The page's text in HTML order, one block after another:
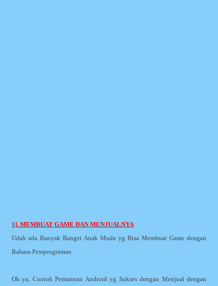
1]. MEMBUAT GAME DAN MENJUALNYA
Udah ada Banyak Banget Anak Muda yg Bisa Membuat Game dengan
Bahasa Pemprograman.
Oh ya, Contoh Permainan Android yg Sukses dengan Menjual dengan